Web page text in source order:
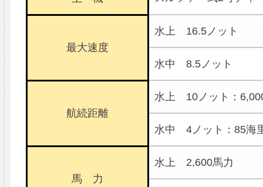
最大速度
水上 16.5ノット
水中 8.5ノット
航続距離
水上 10ノット：
水中 4ノット：85海
馬 力
水上 2,600馬力